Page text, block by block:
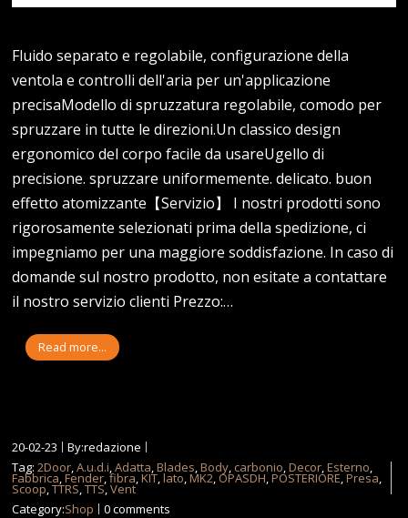
Fluido separato e regolabile, configurazione della
ventola e controlli dell'aria per un'applicazione
precisaModello di spruzzatura regolabile, comodo per
spruzzare in tutte le direzioni.Un classico design
ergonomico del corpo facile da usareUgello di
precisione. spruzzare uniformemente. delicato. buon
effetto atomizzante【Servizio】 I nostri prodotti sono
rigorosamente selezionati prima della spedizione, ci
impegniamo per una maggiore soddisfazione. In caso di
domande sul nostro prodotto, non esitate a contattare
il nostro servizio clienti Prezzo:…
Read more...
20-02-23
By:redazione
Tag:2Door ,A.u.d.i ,Adatta ,Blades ,Body carbonio ,Decor ,Esterno
Fabbrica ,Fender ,fibra ,KIT ,lato ,MK2 OPASDH ,POSTERIORE ,Presa
Scoop ,TTRS ,TTS,Vent
Category:Shop 0 comments